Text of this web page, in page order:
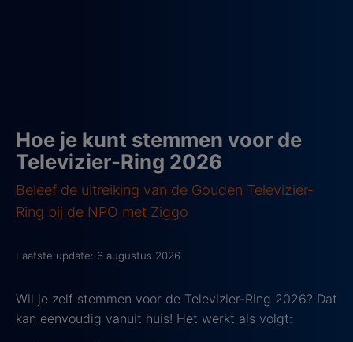
Hoe je kunt stemmen voor de
Televizier-Ring 2026
Beleef de uitreiking van de Gouden Televizier-
Ring bij de NPO met Ziggo
Laatste update: 6 augustus 2026
Wil je zelf stemmen voor de Televizier-Ring 2026? Dat
kan eenvoudig vanuit huis! Het werkt als volgt: